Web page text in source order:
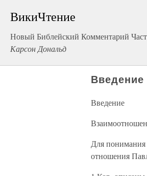
ВикиЧтение
Новый Библейский Комментарий
Карсон Дональд
Введение
Введение
Для понимания
отношения